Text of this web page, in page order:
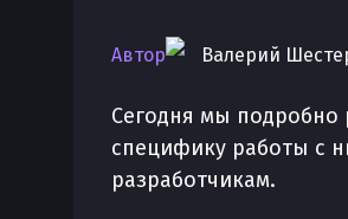
Автор Валерий
Сегодня мы подробно
специфику работы с
разработчикам.